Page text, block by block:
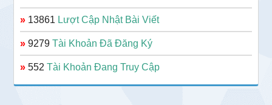
» 13861 Lượt Cập Nhật Bài Viết
» 9279Tài Khoản Đã Đăng Ký
» 552Tài Khoản Đang Truy Cập